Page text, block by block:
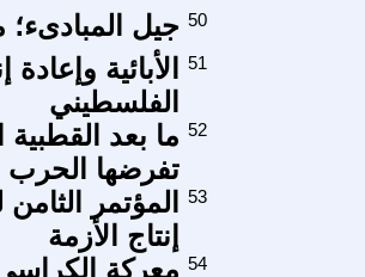
جيل 50
الأبائية
الفلسطيني
51
ما بعد القطبية
تفرضها الحرب
52
المؤتمر
إنتاج الأزمة
53
معركة 54